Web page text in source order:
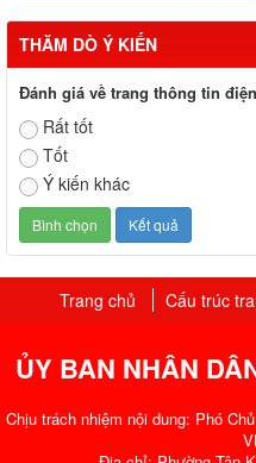
THĂM DÒ Ý KIẾN
Đánh giá về trang thông tin
Rất tốt
Tốt
Ý kiến khác
Trang chủ Cấu trúc
ỦY BAN NHÂN
Chịu trách nhiệm nội dung: Phó